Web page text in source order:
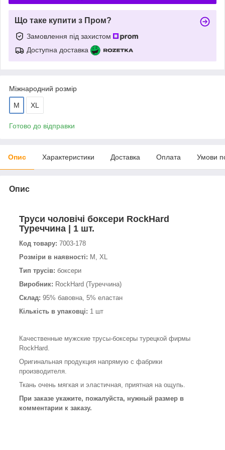
Що таке купити з Пром?
Замовлення під захистом
Доступна доставка
Міжнародний розмір
M XL
Готово до відправки
Опис Характеристики Доставка Оплата Умови
Опис
Труси чоловічі боксери RockHard
Туреччина | 1 шт.
Код товару: 7003-178
Розміри в наявності: M, XL
Тип трусів: боксери
Виробник: RockHard (Туреччина)
Склад: 95% бавовна, 5% еластан
Кількість в упаковці: 1 шт
Качественные мужские трусы-боксеры турецкой фирмы
RockHard.
Оригинальная продукция напрямую с фабрики
производителя.
Ткань очень мягкая и эластичная, приятная на ощупь.
При заказе укажите, пожалуйста, нужный размер в
комментарии к заказу.